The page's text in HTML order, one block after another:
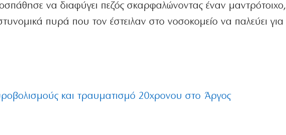
να διαφύγει πεζός σκαρφαλώνοντας έναν μαντρότοιχο,
πυρά που τον έστειλαν στο νοσοκομείο να παλεύει για
και τραυματισμό 20χρονου στο Άργος